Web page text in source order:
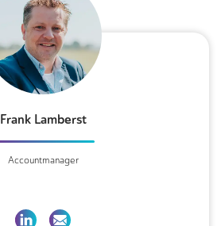
Frank Lamberst
Accountmanager